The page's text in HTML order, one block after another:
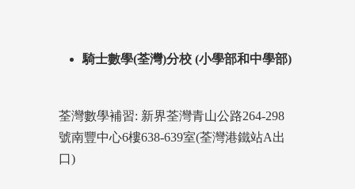
騎士數學(荃灣)分校 (小學部和中學部)
荃灣數學補習: 新界荃灣青山公路264-298
號南豐中心6樓638-639室(荃灣港鐵站A出
口)